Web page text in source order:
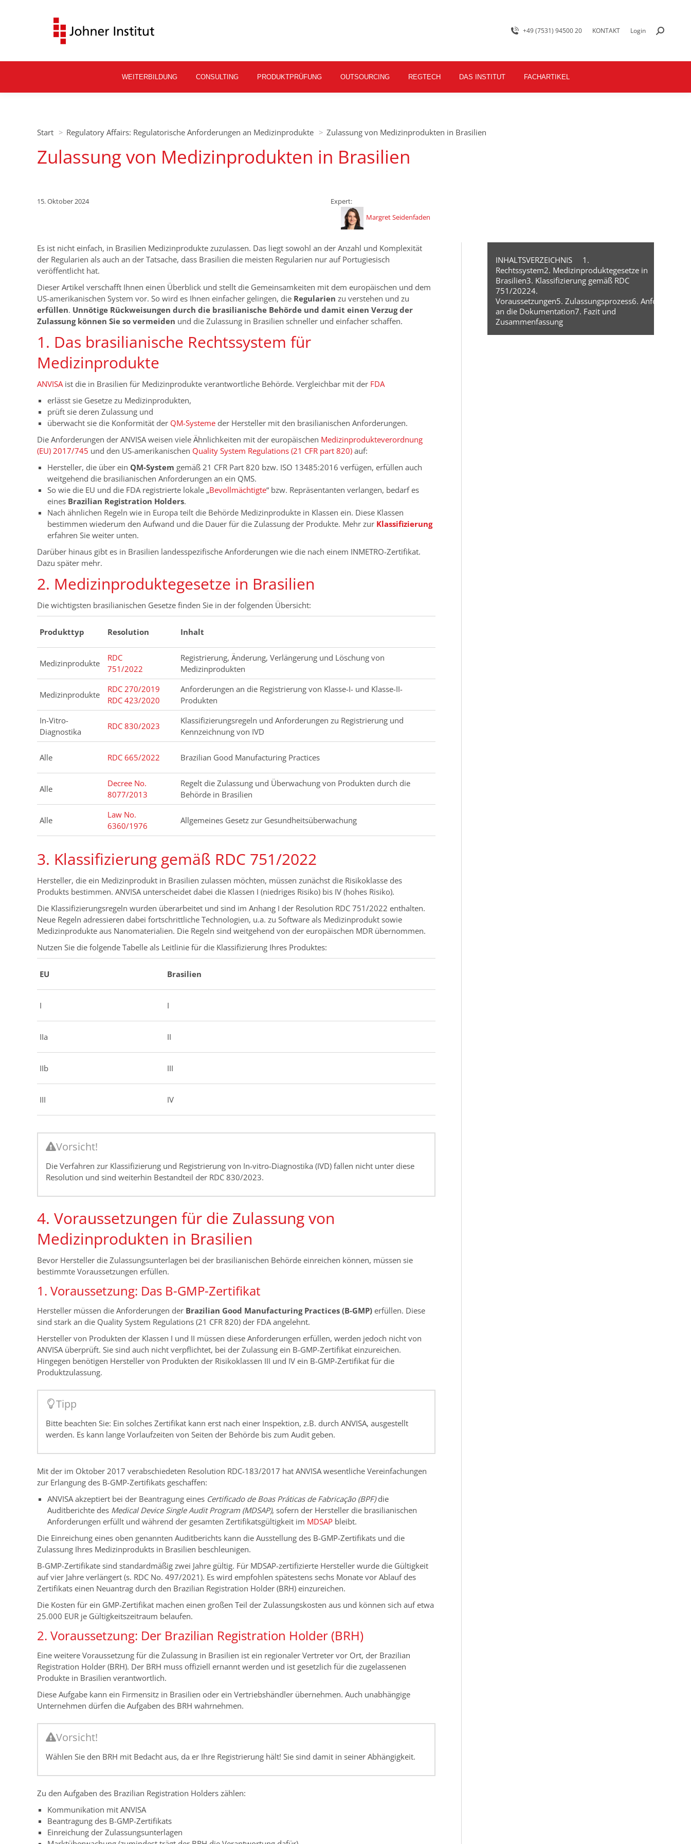
+49 (7531) 94500 20 KONTAKT Login
WEITERBILDUNG CONSULTING PRODUKTPRÜFUNG OUTSOURCING REGTECH DAS INSTITUT FACHARTIKEL
Start
Regulatory Affairs: Regulatorische Anforderungen an Medizinprodukte Zulassung von Medizinprodukten in Brasilien
Zulassung von Medizinprodukten in Brasilien
15. Oktober 2024
Expert:
Margret Seidenfaden
Es ist nicht einfach, in Brasilien Medizinprodukte zuzulassen. Das liegt sowohl an der Anzahl und Komplexität
der Regularien als auch an der Tatsache, dass Brasilien die meisten Regularien nur auf Portugiesisch
veröffentlicht hat.
Dieser Artikel verschafft Ihnen einen Überblick und stellt die Gemeinsamkeiten mit dem europäischen und dem
US-amerikanischen System vor. So wird es Ihnen einfacher gelingen, die Regularien zu verstehen und zu
erfüllen. Unnötige Rückweisungen durch die brasilianische Behörde und damit einen Verzug der
Zulassung können Sie so vermeiden und die Zulassung in Brasilien schneller und einfacher schaffen.
1. Das brasilianische Rechtssystem für
Medizinprodukte
ANVISAist die in Brasilien für Medizinprodukte verantwortliche Behörde. Vergleichbar mit der FDA
erlässt sie Gesetze zu Medizinprodukten,
prüft sie deren Zulassung und
überwacht sie die Konformität der QM-Systeme der Hersteller mit den brasilianischen Anforderungen.
Die Anforderungen der ANVISA weisen viele Ähnlichkeiten mit der europäischen Medizinprodukteverordnung
(EU) 2017/745 und den US-amerikanischen Quality System Regulations (21 CFR part 820) auf:
Hersteller, die über ein QM-System gemäß 21 CFR Part 820 bzw. ISO 13485:2016 verfügen, erfüllen auch
weitgehend die brasilianischen Anforderungen an ein QMS.
So wie die EU und die FDA registrierte lokale „Bevollmächtigte“ bzw. Repräsentanten verlangen, bedarf es
eines Brazilian Registration Holders.
Nach ähnlichen Regeln wie in Europa teilt die Behörde Medizinprodukte in Klassen ein. Diese Klassen
bestimmen wiederum den Aufwand und die Dauer für die Zulassung der Produkte. Mehr zur Klassifizierung
erfahren Sie weiter unten.
Darüber hinaus gibt es in Brasilien landesspezifische Anforderungen wie die nach einem INMETRO-Zertifikat.
Dazu später mehr.
2. Medizinproduktegesetze in Brasilien
Die wichtigsten brasilianischen Gesetze finden Sie in der folgenden Übersicht:
Produkttyp Resolution Inhalt
Medizinprodukte
RDC
751/2022
Registrierung, Änderung, Verlängerung und Löschung von
Medizinprodukten
Medizinprodukte
RDC 270/2019
RDC 423/2020
Anforderungen an die Registrierung von Klasse-I- und Klasse-II-
Produkten
In-Vitro-
Diagnostika
RDC 830/2023
Klassifizierungsregeln und Anforderungen zu Registrierung und
Kennzeichnung von IVD
Alle RDC 665/2022 Brazilian Good Manufacturing Practices
Alle
Decree No.
8077/2013
Regelt die Zulassung und Überwachung von Produkten durch die
Behörde in Brasilien
Alle
Law No.
6360/1976
Allgemeines Gesetz zur Gesundheitsüberwachung
3. Klassifizierung gemäß RDC 751/2022
Hersteller, die ein Medizinprodukt in Brasilien zulassen möchten, müssen zunächst die Risikoklasse des
Produkts bestimmen. ANVISA unterscheidet dabei die Klassen I (niedriges Risiko) bis IV (hohes Risiko).
Die Klassifizierungsregeln wurden überarbeitet und sind im Anhang I der Resolution RDC 751/2022 enthalten.
Neue Regeln adressieren dabei fortschrittliche Technologien, u.a. zu Software als Medizinprodukt sowie
Medizinprodukte aus Nanomaterialien. Die Regeln sind weitgehend von der europäischen MDR übernommen.
Nutzen Sie die folgende Tabelle als Leitlinie für die Klassifizierung Ihres Produktes:
EU Brasilien
I I
IIa II
IIb III
III IV
Vorsicht!
Die Verfahren zur Klassifizierung und Registrierung von In-vitro-Diagnostika (IVD) fallen nicht unter diese
Resolution und sind weiterhin Bestandteil der RDC 830/2023.
4. Voraussetzungen für die Zulassung von
Medizinprodukten in Brasilien
Bevor Hersteller die Zulassungsunterlagen bei der brasilianischen Behörde einreichen können, müssen sie
bestimmte Voraussetzungen erfüllen.
1. Voraussetzung: Das B-GMP-Zertifikat
Hersteller müssen die Anforderungen der Brazilian Good Manufacturing Practices (B-GMP) erfüllen. Diese
sind stark an die Quality System Regulations (21 CFR 820) der FDA angelehnt.
Hersteller von Produkten der Klassen I und II müssen diese Anforderungen erfüllen, werden jedoch nicht von
ANVISA überprüft. Sie sind auch nicht verpflichtet, bei der Zulassung ein B-GMP-Zertifikat einzureichen.
Hingegen benötigen Hersteller von Produkten der Risikoklassen III und IV ein B-GMP-Zertifikat für die
Produktzulassung.
Tipp
Bitte beachten Sie: Ein solches Zertifikat kann erst nach einer Inspektion, z.B. durch ANVISA, ausgestellt
werden. Es kann lange Vorlaufzeiten von Seiten der Behörde bis zum Audit geben.
Mit der im Oktober 2017 verabschiedeten Resolution RDC-183/2017 hat ANVISA wesentliche Vereinfachungen
zur Erlangung des B-GMP-Zertifikats geschaffen:
ANVISA akzeptiert bei der Beantragung eines Certificado de Boas Práticas de Fabricação (BPF)die
Auditberichte des Medical Device Single Audit Program (MDSAP), sofern der Hersteller die brasilianischen
Anforderungen erfüllt und während der gesamten Zertifikatsgültigkeit im MDSAP bleibt.
Die Einreichung eines oben genannten Auditberichts kann die Ausstellung des B-GMP-Zertifikats und die
Zulassung Ihres Medizinprodukts in Brasilien beschleunigen.
B-GMP-Zertifikate sind standardmäßig zwei Jahre gültig. Für MDSAP-zertifizierte Hersteller wurde die Gültigkeit
auf vier Jahre verlängert (s. RDC No. 497/2021). Es wird empfohlen spätestens sechs Monate vor Ablauf des
Zertifikats einen Neuantrag durch den Brazilian Registration Holder (BRH) einzureichen.
Die Kosten für ein GMP-Zertifikat machen einen großen Teil der Zulassungskosten aus und können sich auf etwa
25.000 EUR je Gültigkeitszeitraum belaufen.
2. Voraussetzung: Der Brazilian Registration Holder (BRH)
Eine weitere Voraussetzung für die Zulassung in Brasilien ist ein regionaler Vertreter vor Ort, der Brazilian
Registration Holder (BRH). Der BRH muss offiziell ernannt werden und ist gesetzlich für die zugelassenen
Produkte in Brasilien verantwortlich.
Diese Aufgabe kann ein Firmensitz in Brasilien oder ein Vertriebshändler übernehmen. Auch unabhängige
Unternehmen dürfen die Aufgaben des BRH wahrnehmen.
Vorsicht!
Wählen Sie den BRH mit Bedacht aus, da er Ihre Registrierung hält! Sie sind damit in seiner Abhängigkeit.
Zu den Aufgaben des Brazilian Registration Holders zählen:
Kommunikation mit ANVISA
Beantragung des B-GMP-Zertifikats
Einreichung der Zulassungsunterlagen
INHALTSVERZEICHNIS
1.
Rechtssystem2. Medizinproduktegesetze in
Brasilien3. Klassifizierung gemäß RDC
751/20224.
Voraussetzungen5. Zulassungsprozess6.
an die Dokumentation7. Fazit und
Zusammenfassung